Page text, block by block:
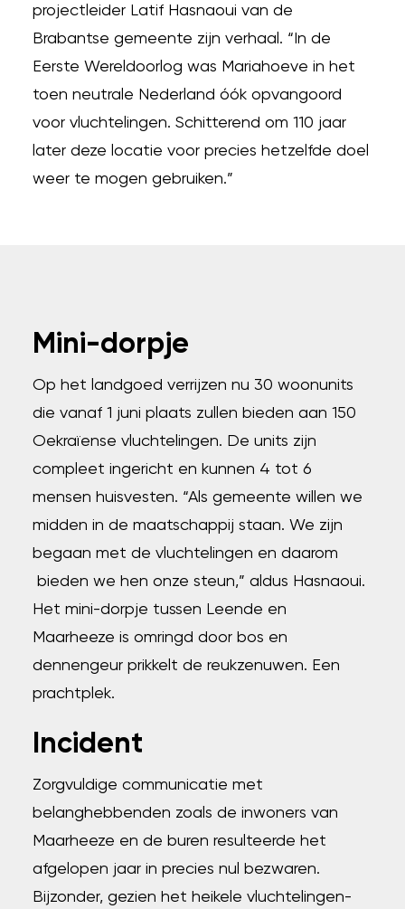
projectleider Latif Hasnaoui van de
Brabantse gemeente zijn verhaal. “In de
Eerste Wereldoorlog was Mariahoeve in het
toen neutrale Nederland óók opvangoord
voor vluchtelingen. Schitterend om 110 jaar
later deze locatie voor precies hetzelfde doel
weer te mogen gebruiken.”
Mini-dorpje
Op het landgoed verrijzen nu 30 woonunits
die vanaf 1 juni plaats zullen bieden aan 150
Oekraïense vluchtelingen. De units zijn
compleet ingericht en kunnen 4 tot 6
mensen huisvesten. “Als gemeente willen we
midden in de maatschappij staan. We zijn
begaan met de vluchtelingen en daarom
bieden we hen onze steun,” aldus Hasnaoui.
Het mini-dorpje tussen Leende en
Maarheeze is omringd door bos en
dennengeur prikkelt de reukzenuwen. Een
prachtplek.
Incident
Zorgvuldige communicatie met
belanghebbenden zoals de inwoners van
Maarheeze en de buren resulteerde het
afgelopen jaar in precies nul bezwaren.
Bijzonder, gezien het heikele vluchtelingen-